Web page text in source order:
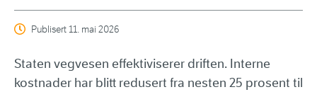
Publisert11. mai 2026
Staten vegvesen effektiviserer driften. Interne
kostnader har blitt redusert fra nesten 25 prosent til